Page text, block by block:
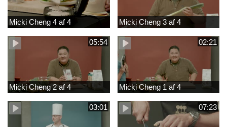
Micki Cheng 4 af 4 Micki Cheng 3 af 4
05:54
Micki Cheng 2 af 4
02:21
Micki Cheng 1 af 4
03:01 07:23